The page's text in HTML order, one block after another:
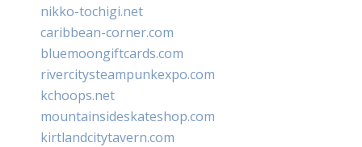
nikko-tochigi.net
caribbean-corner.com
bluemoongiftcards.com
rivercitysteampunkexpo.com
kchoops.net
mountainsideskateshop.com
kirtlandcitytavern.com